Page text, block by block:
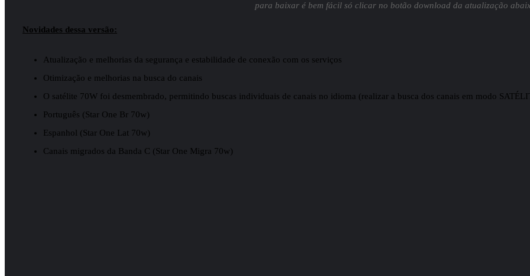
para baixar é bem fácil só clicar no botão download da atualização
Novidades dessa versão:
Atualização e melhorias da segurança e estabilidade de conexão com os serviços
Otimização e melhorias na busca do canais
O satélite 70W foi desmembrado, permitindo buscas individuais de canais no idioma (realizar a busca dos canais em modo
Português (Star One Br 70w)
Espanhol (Star One Lat 70w)
Canais migrados da Banda C (Star One Migra 70w)